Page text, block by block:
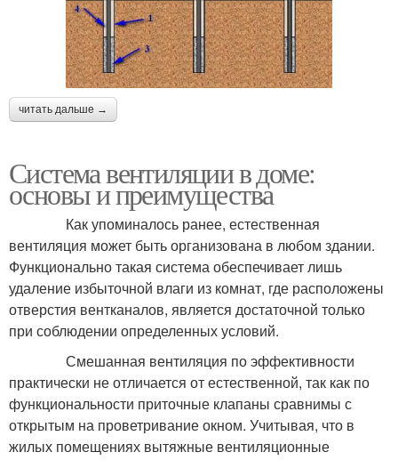
читать дальше →
Система вентиляции в доме:
основы и преимущества
Как упоминалось ранее, естественная
вентиляция может быть организована в любом здании.
Функционально такая система обеспечивает лишь
удаление избыточной влаги из комнат, где расположены
отверстия вентканалов, является достаточной только
при соблюдении определенных условий.
Смешанная вентиляция по эффективности
практически не отличается от естественной, так как по
функциональности приточные клапаны сравнимы с
открытым на проветривание окном. Учитывая, что в
жилых помещениях вытяжные вентиляционные